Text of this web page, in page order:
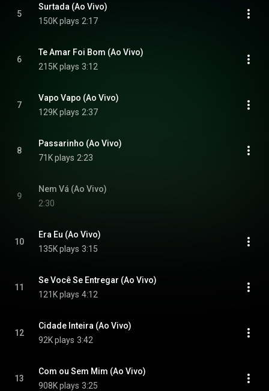
5
Surtada (Ao Vivo)
150K plays 2:17
6
Te Amar Foi Bom (Ao Vivo)
215K plays 3:12
7
Vapo Vapo (Ao Vivo)
129K plays 2:37
8
Passarinho (Ao Vivo)
71K plays 2:23
9
Nem Vá (Ao Vivo)
2:30
10
Era Eu (Ao Vivo)
135K plays 3:15
11
Se Você Se Entregar (Ao Vivo)
121K plays 4:12
12
Cidade Inteira (Ao Vivo)
92K plays 3:42
13
Com ou Sem Mim (Ao Vivo)
908K plays 3:25